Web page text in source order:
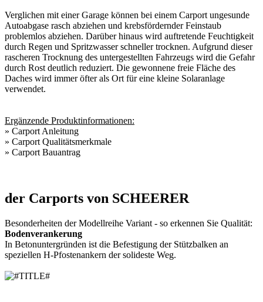
Verglichen mit einer Garage können bei einem Carport ungesunde
Autoabgase rasch abziehen und krebsfördernder Feinstaub
problemlos abziehen. Darüber hinaus wird auftretende Feuchtigkeit
durch Regen und Spritzwasser schneller trocknen. Aufgrund dieser
rascheren Trocknung des untergestellten Fahrzeugs wird die Gefahr
durch Rost deutlich reduziert. Die gewonnene freie Fläche des
Daches wird immer öfter als Ort für eine kleine Solaranlage
verwendet.
Ergänzende Produktinformationen:
» Carport Anleitung
» Carport Qualitätsmerkmale
» Carport Bauantrag
der Carports von SCHEERER
Besonderheiten der Modellreihe Variant - so erkennen Sie Qualität:
Bodenverankerung
In Betonuntergründen ist die Befestigung der Stützbalken an
speziellen H-Pfostenankern der solideste Weg.